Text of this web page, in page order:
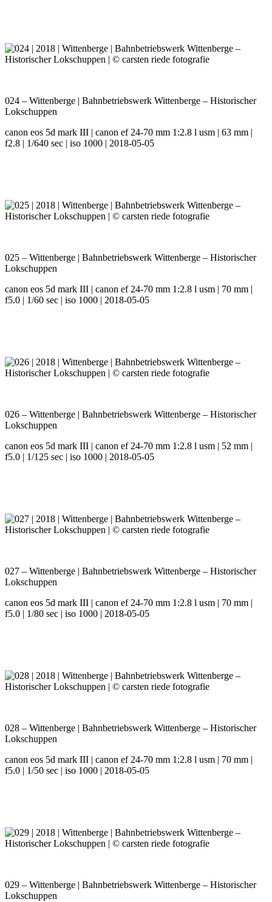
024 – Wittenberge | Bahnbetriebswerk Wittenberge – Historischer
Lokschuppen
canon eos 5d mark III | canon ef 24-70 mm 1:2.8 l usm | 63 mm |
f2.8 | 1/640 sec | iso 1000 | 2018-05-05
025 – Wittenberge | Bahnbetriebswerk Wittenberge – Historischer
Lokschuppen
canon eos 5d mark III | canon ef 24-70 mm 1:2.8 l usm | 70 mm |
f5.0 | 1/60 sec | iso 1000 | 2018-05-05
026 – Wittenberge | Bahnbetriebswerk Wittenberge – Historischer
Lokschuppen
canon eos 5d mark III | canon ef 24-70 mm 1:2.8 l usm | 52 mm |
f5.0 | 1/125 sec | iso 1000 | 2018-05-05
027 – Wittenberge | Bahnbetriebswerk Wittenberge – Historischer
Lokschuppen
canon eos 5d mark III | canon ef 24-70 mm 1:2.8 l usm | 70 mm |
f5.0 | 1/80 sec | iso 1000 | 2018-05-05
028 – Wittenberge | Bahnbetriebswerk Wittenberge – Historischer
Lokschuppen
canon eos 5d mark III | canon ef 24-70 mm 1:2.8 l usm | 70 mm |
f5.0 | 1/50 sec | iso 1000 | 2018-05-05
029 – Wittenberge | Bahnbetriebswerk Wittenberge – Historischer
Lokschuppen